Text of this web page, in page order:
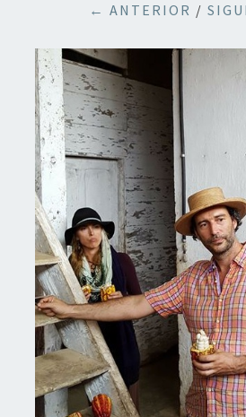
← ANTERIOR /